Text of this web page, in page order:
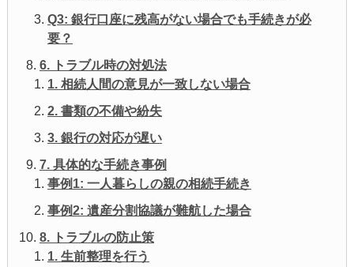
Q3: 銀行口座に残高がない場合でも手続きが必
要？
6. トラブル時の対処法
1. 相続人間の意見が一致しない場合
2. 書類の不備や紛失
3. 銀行の対応が遅い
7. 具体的な手続き事例
事例1: 一人暮らしの親の相続手続き
事例2: 遺産分割協議が難航した場合
8. トラブルの防止策
1. 生前整理を行う